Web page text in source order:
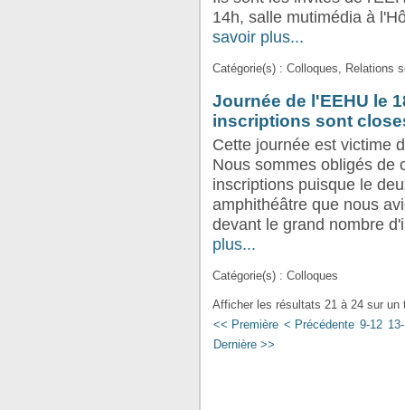
14h, salle mutimédia à
savoir plus...
Catégorie(s) : Colloques, Relations
Journée de l'EEHU le
inscriptions sont
Cette journée est victime
Nous sommes obligés de
inscriptions puisque le
amphithéâtre que nous
devant le grand nombre
plus...
Catégorie(s) : Colloques
Afficher les résultats 21 à 24 sur un
<< Première < Précédente 9-12
Dernière >>